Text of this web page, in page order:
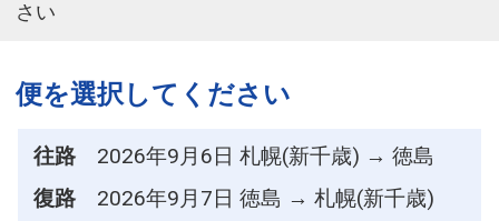
さい
便を選択してください
往路
2026年9月6日 札幌(新千歳) → 徳島
復路
2026年9月7日 徳島 → 札幌(新千歳)